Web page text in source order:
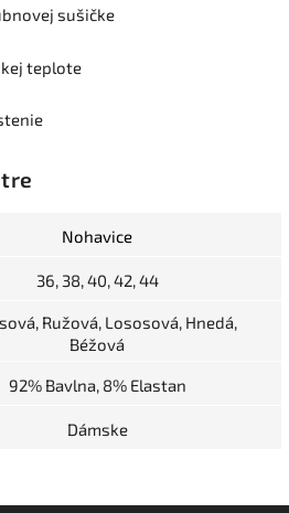
sušičke
teplote
Nohavice
36, 38, 40, 42, 44
Ružová, Lososová, Hnedá,
Béžová
92% Bavlna, 8% Elastan
Dámske